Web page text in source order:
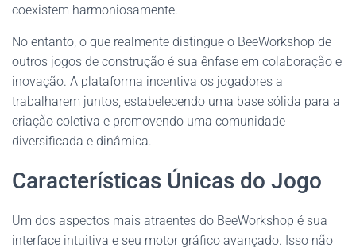
coexistem harmoniosamente.
No entanto, o que realmente distingue o BeeWorkshop de
outros jogos de construção é sua ênfase em colaboração e
inovação. A plataforma incentiva os jogadores a
trabalharem juntos, estabelecendo uma base sólida para a
criação coletiva e promovendo uma comunidade
diversificada e dinâmica.
Características Únicas do Jogo
Um dos aspectos mais atraentes do BeeWorkshop é sua
interface intuitiva e seu motor gráfico avançado. Isso não